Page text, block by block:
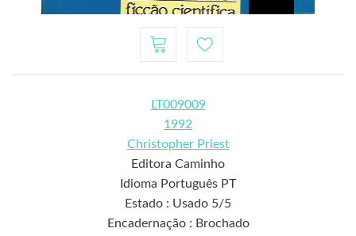
LT009009
1992
Christopher Priest
Editora Caminho
Idioma Português PT
Estado : Usado 5/5
Encadernação : Brochado